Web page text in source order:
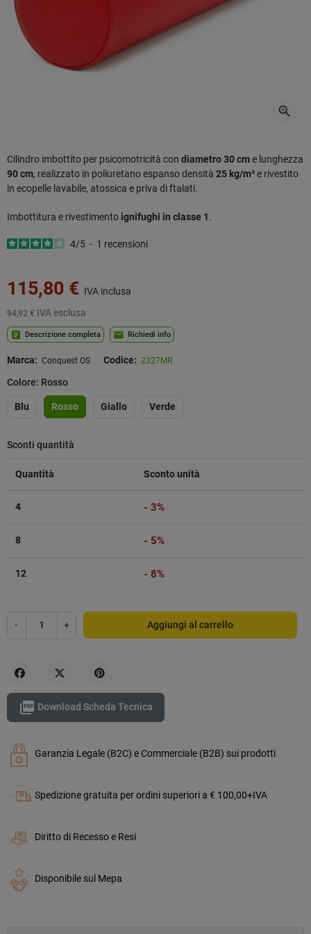
zoom_in
Cilindro imbottito per psicomotricità con diametro 30 cme lunghezza
90 cm, realizzato in poliuretano espanso densità 25 kg/m³e rivestito
in ecopelle lavabile, atossica e priva di ftalati.
Imbottitura e rivestimento ignifughi in classe 1.
4/5 - 1 recensioni
115,80 € IVA inclusa
94,92 € IVA esclusa
assignment Descrizione completa mail Richiedi info
Marca: Conquest OS Codice: 2327MR
Colore: Rosso
Blu Rosso Giallo Verde
Sconti quantità
Quantità Sconto unità
4 - 3%
8 - 5%
12 - 8%
- + Aggiungi al carrello
 Download Scheda Tecnica
Garanzia Legale (B2C) e Commerciale (B2B) sui prodotti
Spedizione gratuita per ordini superiori a € 100,00+IVA
Diritto di Recesso e Resi
Disponibile sul Mepa